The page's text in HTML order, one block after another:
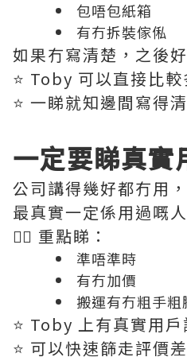
包唔包紙箱
有冇拆裝傢俬
如果冇寫清楚，之後
⭐️ Toby 可以直接比
⭐️ 一睇就知邊間寫得
一定要睇真實
公司講得幾好都冇用，
最真實一定係用過嘅
👉🏻 重點睇：
準唔準時
有冇加價
搬運有冇粗手粗
⭐️ Toby 上有真實用戶
⭐️ 可以快速篩走評價